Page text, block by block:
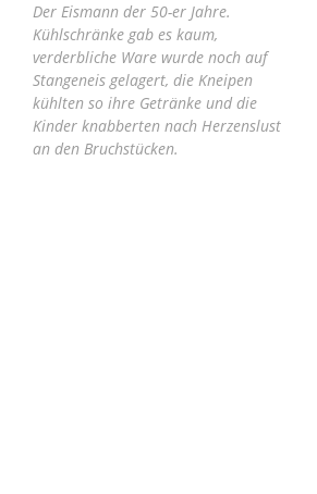
Der Eismann der 50-er Jahre.
Kühlschränke gab es kaum,
verderbliche Ware wurde noch auf
Stangeneis gelagert, die Kneipen
kühlten so ihre Getränke und die
Kinder knabberten nach Herzenslust
an den Bruchstücken.